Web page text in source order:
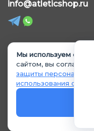
info@atleticshop.ru
Мы используем cookie.
сайтом, вы
защиты
использования cookie
© 2026
Политика
Согласие